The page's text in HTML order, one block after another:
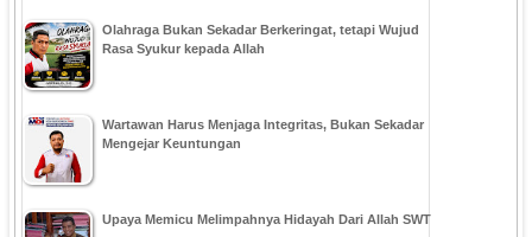
Olahraga Bukan Sekadar Berkeringat, tetapi Wujud
Rasa Syukur kepada Allah
Wartawan Harus Menjaga Integritas, Bukan Sekadar
Mengejar Keuntungan
Upaya Memicu Melimpahnya Hidayah Dari Allah SWT